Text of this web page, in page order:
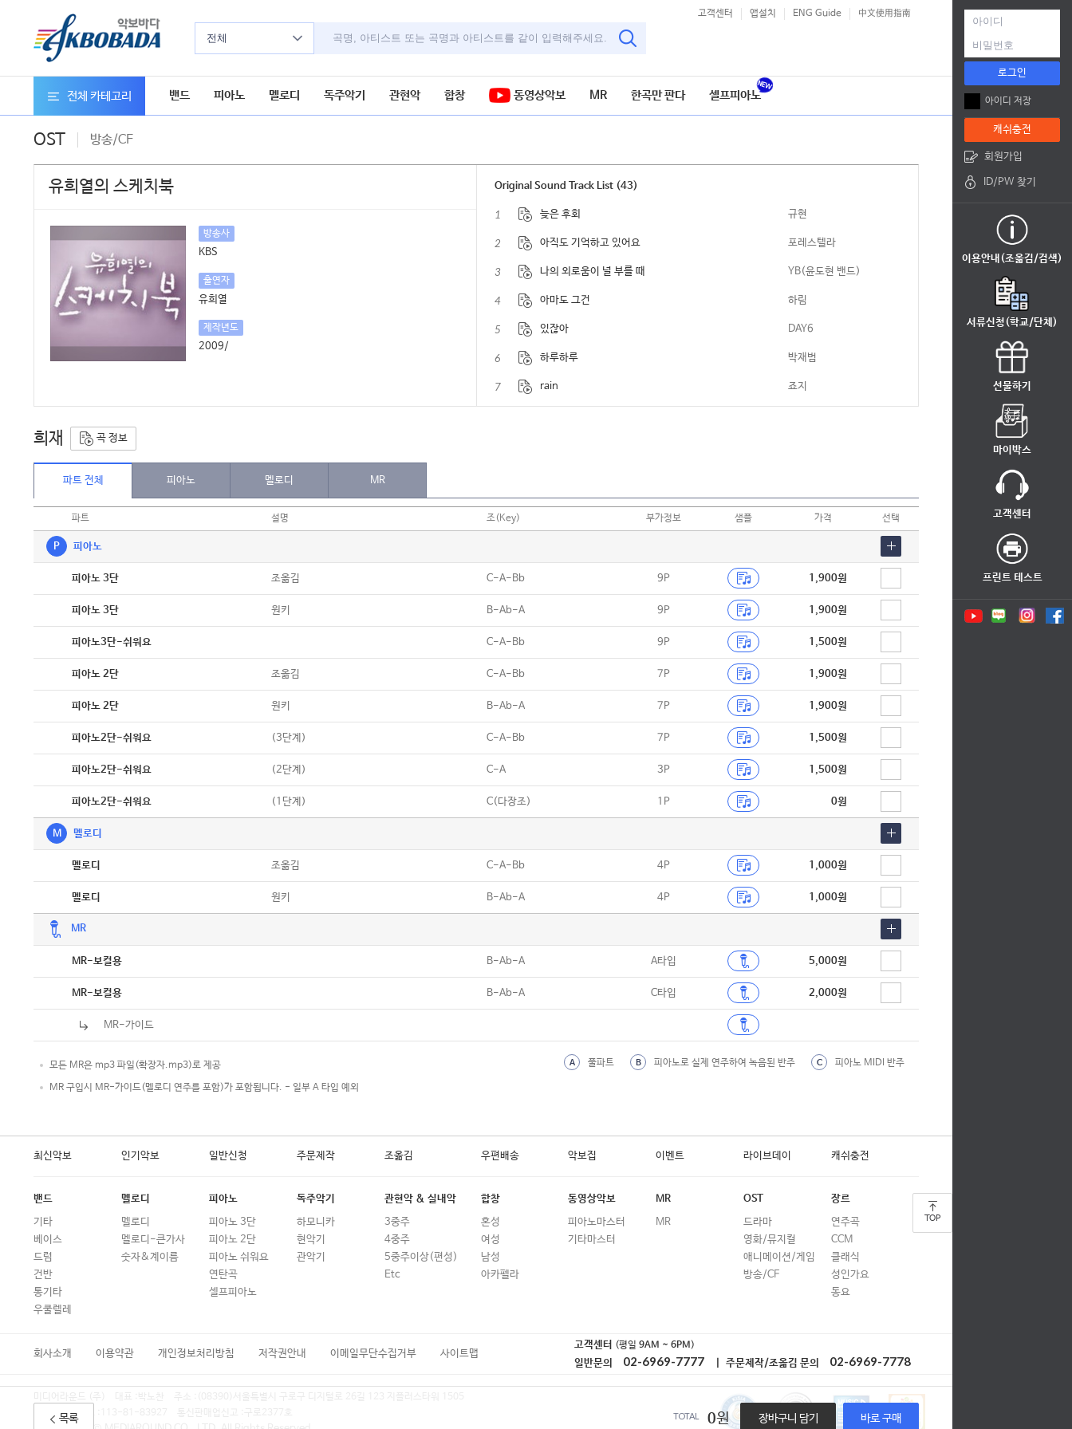
전체
고객센터 앱설치 ENG Guide 中文使用指南
전체 카테고리 밴드 피아노 멜로디 독주악기 관현악 합창 동영상악보 MR 한곡만 판다 셀프피아노
OST 방송/CF
유희열의 스케치북
방송사
KBS
출연자
유희열
제작년도
2009/
Original Sound Track List (43)
1 늦은 후회 규현
2 아직도 기억하고 있어요 포레스텔라
3 나의 외로움이 널 부를 때 YB(윤도현 밴드)
4 아마도 그건 하림
5 있잖아 DAY6
6 하루하루 박재범
7 rain 죠지
11 아무도 필요없다 카더가든
12 내 눈물 모아 길구봉구
정준일
15 김연우
16 어반자카파
17 어반자카파
18 다비치
19 케이윌
21 눈물이 주룩주룩 김민석
22 안아줘 거미
25 유희열
27
28
33
34 벤
36 우주를 건너
37 그대 내게 다시 정승환
38
아이유
박정현
희재 곡 정보
파트 전체 피아노 멜로디 MR
파트 설명 조(Key) 부가정보 샘플 가격 선택
P 피아노
피아노 3단 조옮김 C-A-Bb 9P 1,900원
피아노 3단 원키 B-Ab-A 9P 1,900원
피아노3단-쉬워요 C-A-Bb 9P 1,500원
피아노 2단 조옮김 C-A-Bb 7P 1,900원
피아노 2단 원키 B-Ab-A 7P 1,900원
피아노2단-쉬워요 (3단계) C-A-Bb 7P 1,500원
피아노2단-쉬워요 (2단계) C-A 3P 1,500원
피아노2단-쉬워요 (1단계) C(다장조) 1P 0원
M 멜로디
멜로디 조옮김 C-A-Bb 4P 1,000원
멜로디 원키 B-Ab-A 4P 1,000원
MR
MR-보컬용 B-Ab-A A타입 5,000원
MR-보컬용 B-Ab-A C타입 2,000원
MR-가이드
모든 MR은 mp3 파일(확장자.mp3)로 제공
MR 구입시 MR-가이드(멜로디 연주를 포함)가 포함됩니다. - 일부 A 타입 예외
A 풀파트 B 피아노로 실제 연주하여 녹음된 반주 C 피아노 MIDI 반주
목록 TOTAL 0원 장바구니 담기 바로 구매
최신악보 인기악보 일반신청 주문제작 조옮김 우편배송 악보집 이벤트 라이브데이 캐쉬충전
밴드
기타
베이스
드럼
건반
통기타
우쿨렐레
멜로디
멜로디
멜로디-큰가사
숫자&계이름
피아노
피아노 3단
피아노 2단
피아노 쉬워요
연탄곡
셀프피아노
독주악기
하모니카
현악기
관악기
관현악 & 실내악
3중주
4중주
5중주이상(편성)
Etc
합창
혼성
여성
남성
아카펠라
동영상악보
피아노마스터
기타마스터
MR
MR
OST
드라마
영화/뮤지컬
애니메이션/게임
방송/CF
장르
연주곡
CCM
클래식
성인가요
동요
회사소개 이용약관 개인정보처리방침 저작권안내 이메일무단수집거부 사이트맵
고객센터 (평일 9AM ~ 6PM)
일반문의 02-6969-7777 | 주문제작/조옮김 문의 02-6969-7778
사업자등록번호 :
로그인
아이디 저장
캐쉬충전
회원가입
ID/PW 찾기
이용안내(조옮김/검색)
서류신청(학교/단체)
선물하기
마이박스
고객센터
프린트 테스트
TOP